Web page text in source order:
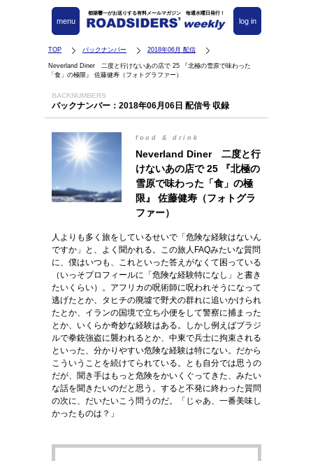
都築響一がお送りする有料メールマガジン 毎週水曜日発行！
log in
menu
TOP バックナンバー 2018年06月 配信
Neverland Diner 二度と行けないあの店で 25 『北極の雪原で味わった
「食」の極限』 佐藤健寿（フォトグラファー）
BACKNUMBERS
バックナンバー：2018年06月06日 配信号 収録
food & drink
Neverland Diner 二度と行
けないあの店で 25 『北極の
雪原で味わった「食」の極
限』 佐藤健寿（フォトグラ
ファー）
人よりも多く旅をしているせいで「危険な経験はないん
ですか」と、よく聞かれる。この旅人FAQみたいな質問
に、僕はいつも、これといった答えがなくて困っている
（いっそプロフィールに「危険な経験特になし」と書き
たいくらい）。アフリカの呪術師に呪われそうになって
逃げたとか、タヒチの廃墟で野犬の群れに追いかけられ
たとか、イランの国境で立ち小便をして警察に捕まった
とか、いくらか奇妙な経験はある。しかし例えばブラジ
ルで拳銃強盗に襲われるとか、中東で兵士に拘束される
といった、分かりやすい危険な経験は特にない。だから
こういうことを続けてられている。とも自分では思うの
だが、聞き手はもっと危険をかいくぐってきた、みたい
な話を聞きたいのだと思う。すると不発に終わった質問
の次に、だいたいこう問うのだ。「じゃあ、一番美味し
かったものは？」